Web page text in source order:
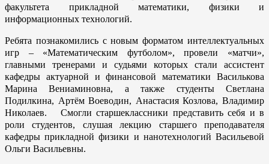
факультета прикладной математики, физики и
информационных технологий.
Ребята познакомились с новым форматом интеллектуальных
игр – «Математическим футболом», провели «матчи»,
главными тренерами и судьями которых стали ассистент
кафедры актуарной и финансовой математики Василькова
Марина Вениаминовна, а также студенты Светлана
Подилкина, Артём Воеводин, Анастасия Козлова, Владимир
Николаев. Смогли старшеклассники представить себя и в
роли студентов, слушая лекцию старшего преподавателя
кафедры прикладной физики и нанотехнологий Васильевой
Ольги Васильевны.